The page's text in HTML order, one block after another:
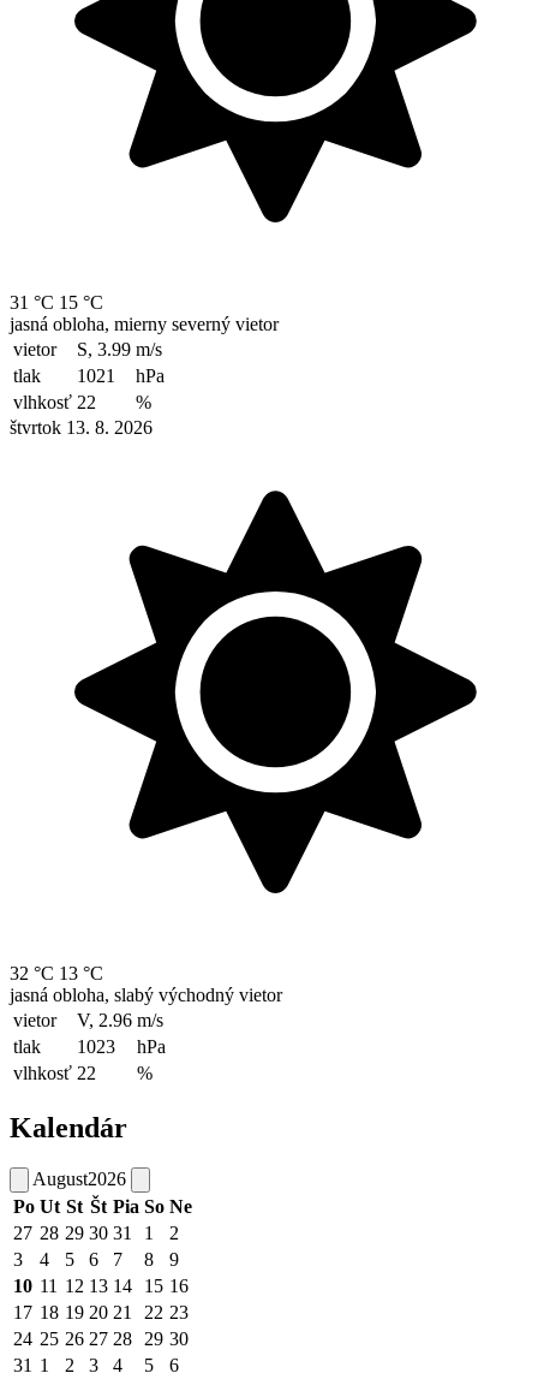
31 °C 15 °C
jasná obloha, mierny severný vietor
vietor
S, 3.99 m/s
tlak
1021
hPa
vlhkosť 22
%
štvrtok 13. 8. 2026
32 °C 13 °C
jasná obloha, slabý východný vietor
vietor
V, 2.96 m/s
tlak
1023
hPa
vlhkosť 22 %
Kalendár
August2026
Po Ut St Št Pia So Ne
27 28 29 30 31 1
2
3
4 5 6 7 8
9
10 11 12 13 14 15 16
17 18 19 20 21 22 23
24 25 26 27 28 29 30
31 1 2 3 4 5 6